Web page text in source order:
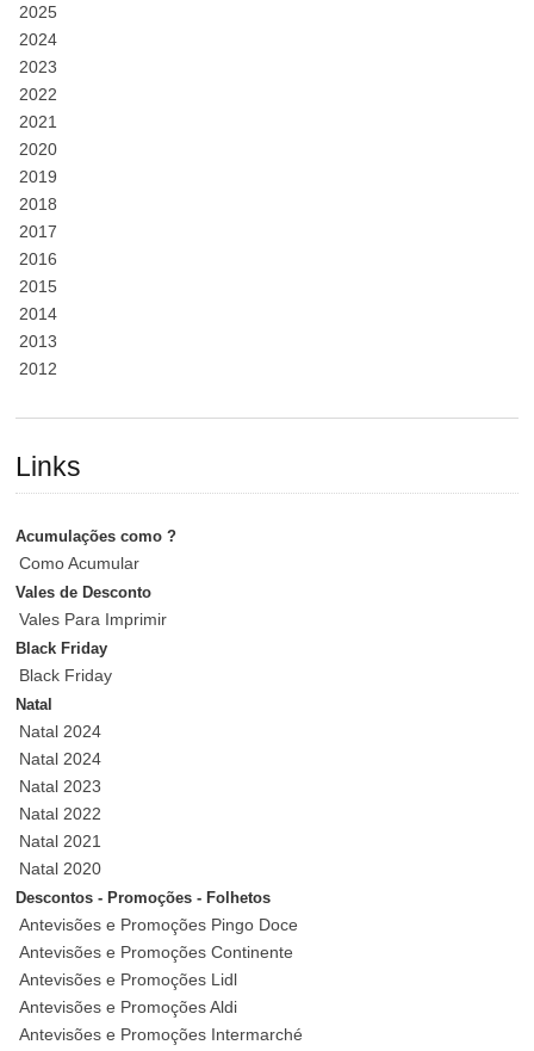
2025
2024
2023
2022
2021
2020
2019
2018
2017
2016
2015
2014
2013
2012
Links
Acumulações como ?
Como Acumular
Vales de Desconto
Vales Para Imprimir
Black Friday
Black Friday
Natal
Natal 2024
Natal 2024
Natal 2023
Natal 2022
Natal 2021
Natal 2020
Descontos - Promoções - Folhetos
Antevisões e Promoções Pingo Doce
Antevisões e Promoções Continente
Antevisões e Promoções Lidl
Antevisões e Promoções Aldi
Antevisões e Promoções Intermarché